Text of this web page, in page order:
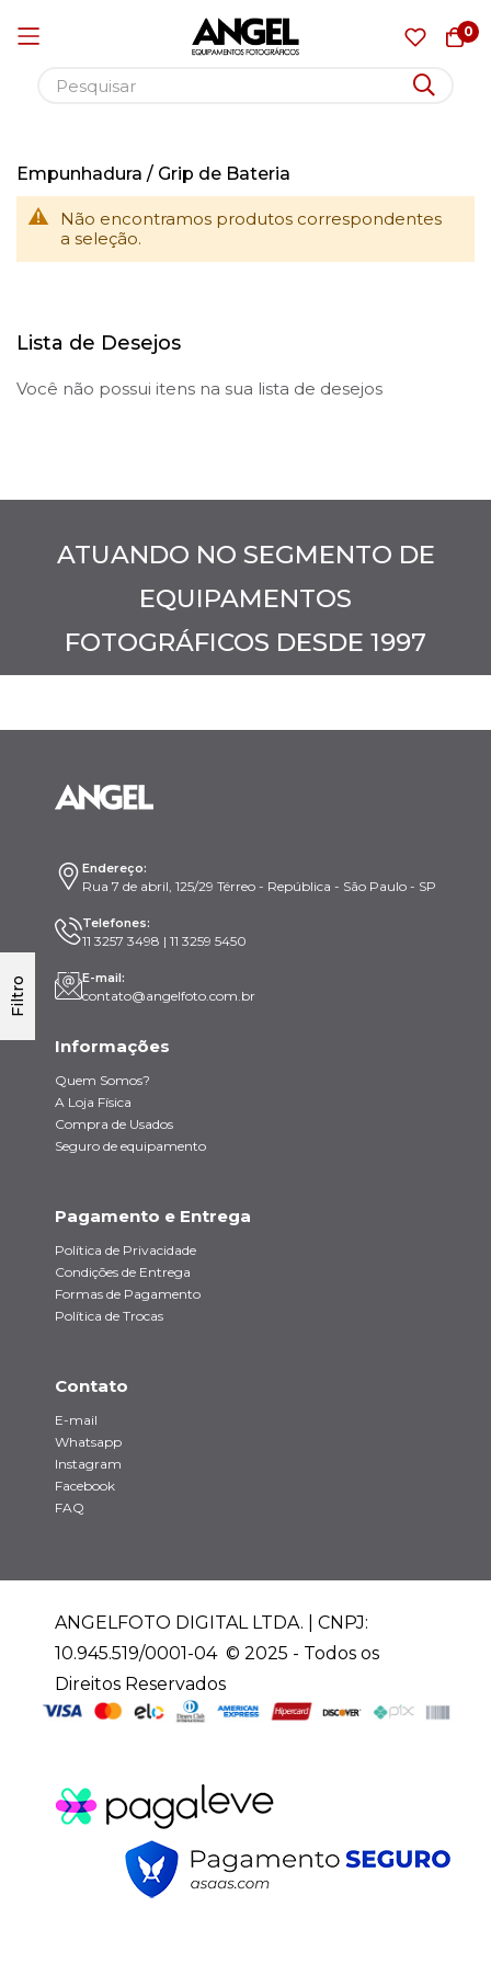
0
para
o
conteúdo
Empunhadura / Grip de Bateria
Não encontramos produtos correspondentes
a seleção.
Filtro
Lista de Desejos
Você não possui itens na sua lista de desejos
ATUANDO NO SEGMENTO DE
EQUIPAMENTOS
FOTOGRÁFICOS DESDE 1997
Endereço:
Rua 7 de abril, 125/29 Térreo - República - São Paulo - SP
Telefones:
11 3257 3498 | 11 3259 5450
E-mail:
contato@angelfoto.com.br
Informações
Quem Somos?
A Loja Física
Compra de Usados
Seguro de equipamento
Pagamento e Entrega
Política de Privacidade
Condições de Entrega
Formas de Pagamento
Política de Trocas
Contato
E-mail
Whatsapp
Instagram
Facebook
FAQ
ANGELFOTO DIGITAL LTDA. | CNPJ:
10.945.519/0001-04 © 2025 - Todos os
Direitos Reservados